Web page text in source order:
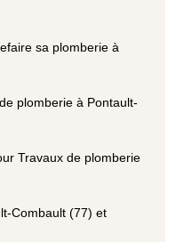
sa plomberie à
plomberie à Pontault-
Travaux de plomberie
Combault (77) et